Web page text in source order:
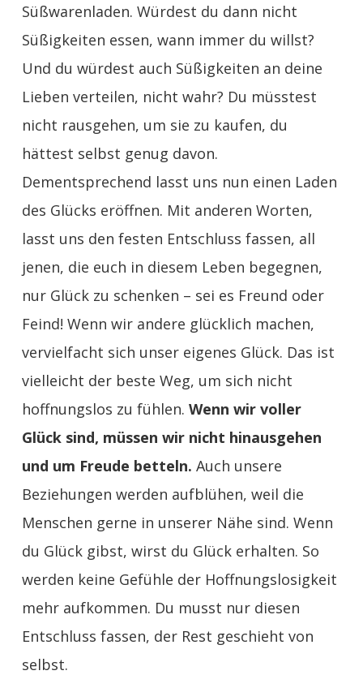
Süßwarenladen. Würdest du dann nicht
Süßigkeiten essen, wann immer du willst?
Und du würdest auch Süßigkeiten an deine
Lieben verteilen, nicht wahr? Du müsstest
nicht rausgehen, um sie zu kaufen, du
hättest selbst genug davon.
Dementsprechend lasst uns nun einen Laden
des Glücks eröffnen. Mit anderen Worten,
lasst uns den festen Entschluss fassen, all
jenen, die euch in diesem Leben begegnen,
nur Glück zu schenken – sei es Freund oder
Feind! Wenn wir andere glücklich machen,
vervielfacht sich unser eigenes Glück. Das ist
vielleicht der beste Weg, um sich nicht
hoffnungslos zu fühlen. Wenn wir voller
Glück sind, müssen wir nicht hinausgehen
und um Freude betteln. Auch unsere
Beziehungen werden aufblühen, weil die
Menschen gerne in unserer Nähe sind. Wenn
du Glück gibst, wirst du Glück erhalten. So
werden keine Gefühle der Hoffnungslosigkeit
mehr aufkommen. Du musst nur diesen
Entschluss fassen, der Rest geschieht von
selbst.